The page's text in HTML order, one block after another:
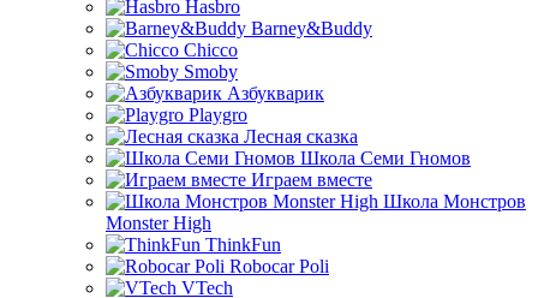
Hasbro
Barney&Buddy
Chicco
Smoby
Азбукварик
Playgro
Лесная сказка
Школа Семи Гномов
Играем вместе
Школа Монстров
Monster High
ThinkFun
Robocar Poli
VTech